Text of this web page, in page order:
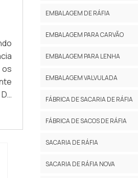
e
EMBALAGEM DE RÁFIA
EMBALAGEM PARA CARVÃO
EMBALAGEM PARA LENHA
EMBALAGEM VALVULADA
FÁBRICA DE SACARIA DE RÁFIA
FÁBRICA DE SACOS DE RÁFIA
SACARIA DE RÁFIA
SACARIA DE RÁFIA NOVA